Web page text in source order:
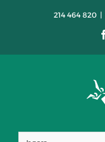
214 464 820 |